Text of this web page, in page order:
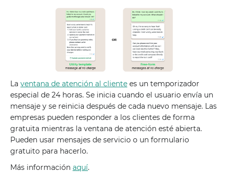
La ventana de atención al cliente es un temporizador
especial de 24 horas. Se inicia cuando el usuario envía un
mensaje y se reinicia después de cada nuevo mensaje. Las
empresas pueden responder a los clientes de forma
gratuita mientras la ventana de atención esté abierta.
Pueden usar mensajes de servicio o un formulario
gratuito para hacerlo.
Más información aquí.